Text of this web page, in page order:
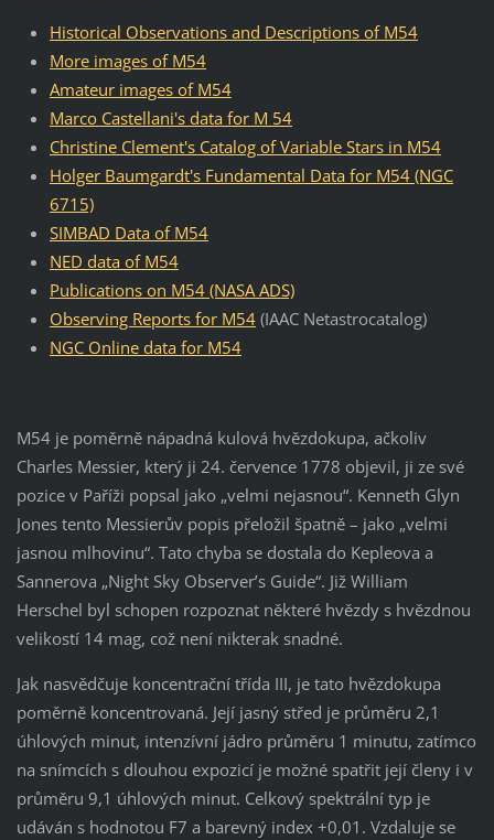
Historical Observations and Descriptions of M54
More images of M54
Amateur images of M54
Marco Castellani's data for M 54
Christine Clement's Catalog of Variable Stars in M54
Holger Baumgardt's Fundamental Data for M54 (NGC
6715)
SIMBAD Data of M54
NED data of M54
Publications on M54 (NASA ADS)
Observing Reports for M54(IAAC Netastrocatalog)
NGC Online data for M54
M54 je poměrně nápadná kulová hvězdokupa, ačkoliv
Charles Messier, který ji 24. července 1778 objevil, ji ze své
pozice v Paříži popsal jako „velmi nejasnou“. Kenneth Glyn
Jones tento Messierův popis přeložil špatně – jako „velmi
jasnou mlhovinu“. Tato chyba se dostala do Kepleova a
Sannerova „Night Sky Observer’s Guide“. Již William
Herschel byl schopen rozpoznat některé hvězdy s hvězdnou
velikostí 14 mag, což není nikterak snadné.
Jak nasvědčuje koncentrační třída III, je tato hvězdokupa
poměrně koncentrovaná. Její jasný střed je průměru 2,1
úhlových minut, intenzívní jádro průměru 1 minutu, zatímco
na snímcích s dlouhou expozicí je možné spatřit její členy i v
průměru 9,1 úhlových minut. Celkový spektrální typ je
udáván s hodnotou F7 a barevný index +0,01. Vzdaluje se